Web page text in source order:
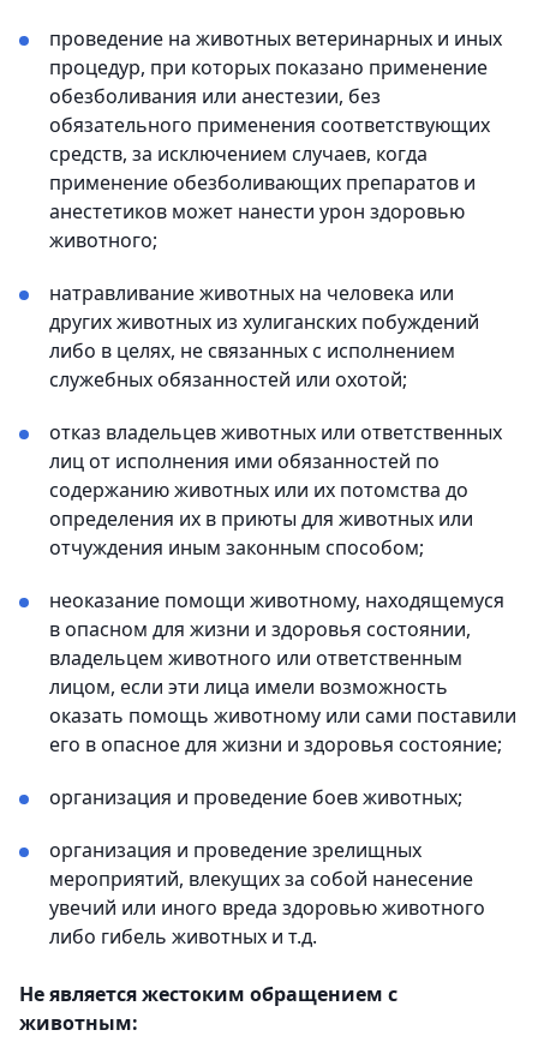
проведение на животных ветеринарных и иных
процедур, при которых показано применение
обезболивания или анестезии, без
обязательного применения соответствующих
средств, за исключением случаев, когда
применение обезболивающих препаратов и
анестетиков может нанести урон здоровью
животного;
натравливание животных на человека или
других животных из хулиганских побуждений
либо в целях, не связанных с исполнением
служебных обязанностей или охотой;
отказ владельцев животных или ответственных
лиц от исполнения ими обязанностей по
содержанию животных или их потомства до
определения их в приюты для животных или
отчуждения иным законным способом;
неоказание помощи животному, находящемуся
в опасном для жизни и здоровья состоянии,
владельцем животного или ответственным
лицом, если эти лица имели возможность
оказать помощь животному или сами поставили
его в опасное для жизни и здоровья состояние;
организация и проведение боев животных;
организация и проведение зрелищных
мероприятий, влекущих за собой нанесение
увечий или иного вреда здоровью животного
либо гибель животных и т.д.
Не является жестоким обращением с
животным: